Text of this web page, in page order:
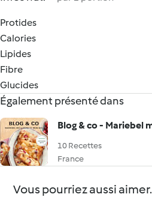
Protides
Calories
Lipides
Fibre
Glucides
Également présenté dans
Blog & co - Mariebel
10 Recettes
France
Vous pourriez aussi